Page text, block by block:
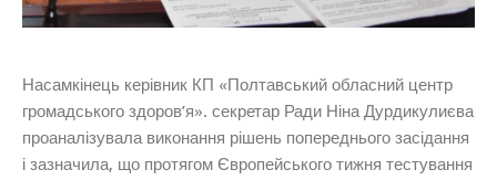
Насамкінець керівник КП «Полтавський обласний центр
громадського здоров’я». секретар Ради Ніна Дурдикулиєва
проаналізувала виконання рішень попереднього засідання
і зазначила, що протягом Європейського тижня тестування